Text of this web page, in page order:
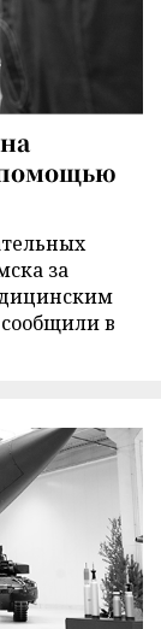
за
в